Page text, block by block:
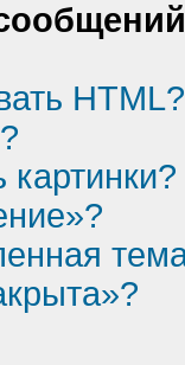
HTML?
картинки?